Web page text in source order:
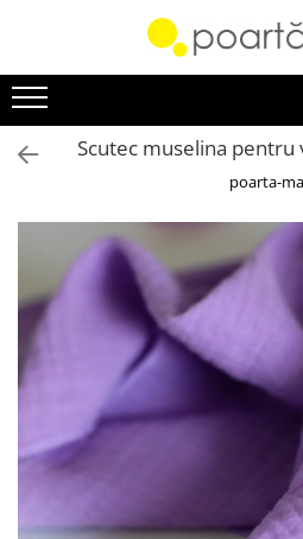
Accesorii
Borsete
Accesorii Luna
Scutece si paturici
Card cadou
Scutec muselina pentru
poarta-ma